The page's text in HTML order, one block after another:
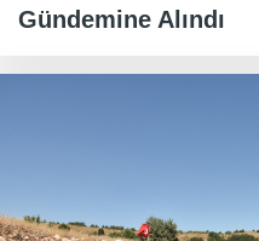
Gündemine Alındı